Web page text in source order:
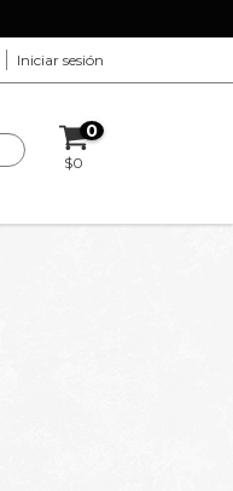
Iniciar sesión
0
$0